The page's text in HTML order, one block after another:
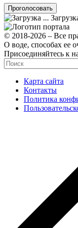
© 2018-2026 – Все
О воде, способах ее
Присоединяйтесь к
Карта сайта
Контакты
Политика